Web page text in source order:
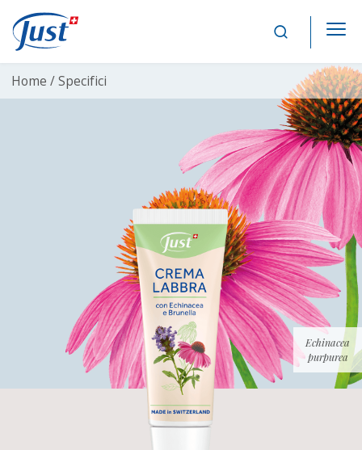
Main Navigation
Home /Specifici
Echinacea
purpurea